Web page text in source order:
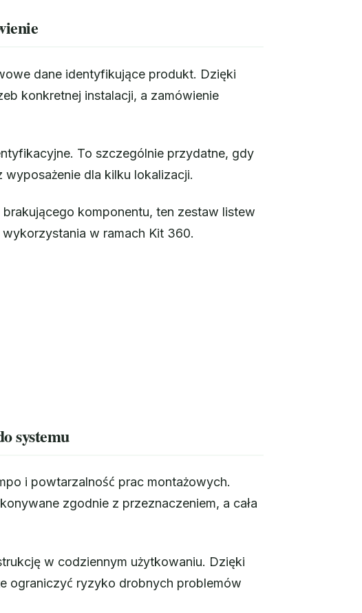
dane identyfikujące produkt. Dzięki
konkretnej instalacji, a zamówienie
To szczególnie przydatne, gdy
dla kilku lokalizacji.
komponentu, ten zestaw listew
w ramach Kit 360.
systemu
i powtarzalność prac montażowych.
zgodnie z przeznaczeniem, a cała
w codziennym użytkowaniu. Dzięki
ograniczyć ryzyko drobnych problemów